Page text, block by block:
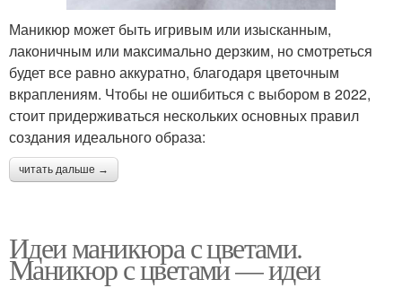
Маникюр может быть игривым или изысканным,
лаконичным или максимально дерзким, но смотреться
будет все равно аккуратно, благодаря цветочным
вкраплениям. Чтобы не ошибиться с выбором в 2022,
стоит придерживаться нескольких основных правил
создания идеального образа:
читать дальше →
Идеи маникюра с цветами.
Маникюр с цветами — идеи